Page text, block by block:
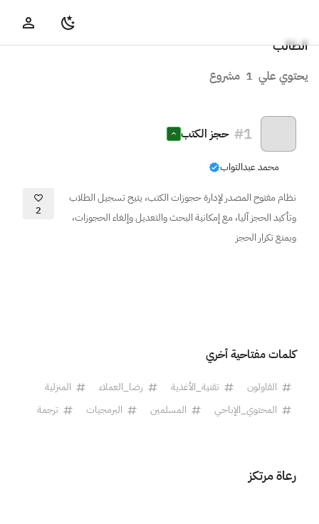
الطالب
يحتوي علي 1 مشروع
#1 حجز الكتب
محمد عبدالتواب
نظام مفتوح المصدر لإدارة حجوزات الكتب، يتيح تسجيل الطلاب
وتأكيد الحجز آليا، مع إمكانية البحث والتعديل وإلغاء الحجوزات،
ويمنع تكرار الحجز
2
كلمات مفتاحية أخري
القاولون تقنية_الأغذية رضا_العملاء
المنزلية
المحتوي_الإباحي
المسلمين البرمجيات ترجمة
رعاة مرتكز